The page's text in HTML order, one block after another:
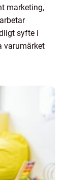
marketing,
syfte i
varumärket